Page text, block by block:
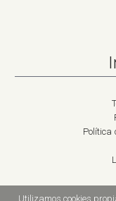
Política
Utilizamos cookies